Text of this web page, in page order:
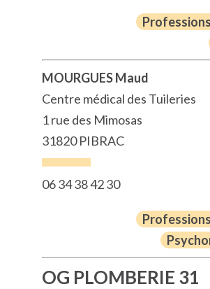
MOURGUES Maud
Centre médical des Tuileries
1 rue des Mimosas
31820 PIBRAC
06 34 38 42 30
OG PLOMBERIE 31